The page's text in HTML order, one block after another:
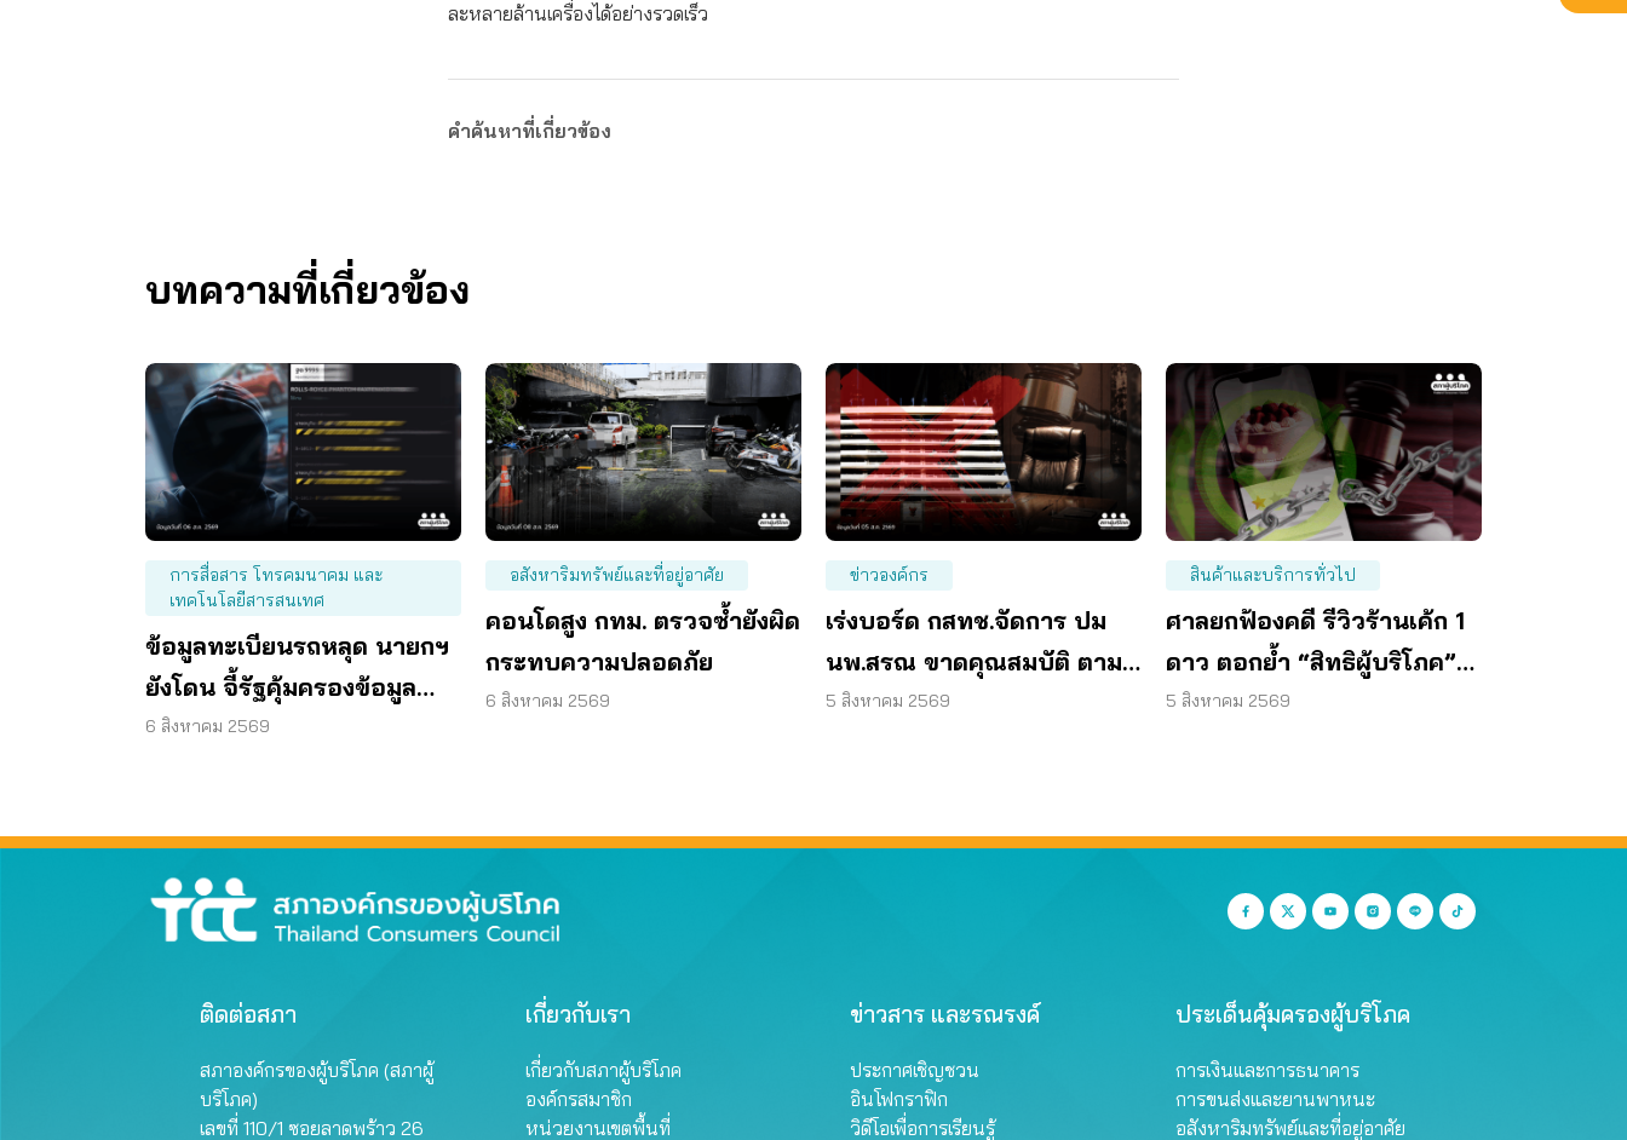
ละหลายล้านเครื่องได้อย่างรวดเร็ว
คำค้นหาที่เกี่ยวข้อง
บทความที่เกี่ยวข้อง
การสื่อสาร โทรคมนาคม และ
เทคโนโลยีสารสนเทศ
ข้อมูลทะเบียนรถหลุด นายกฯ
ยังโดน จี้รัฐคุ้มครองข้อมูล
ส่วนบุคคล
6 สิงหาคม 2569
อสังหาริมทรัพย์และที่อยู่อาศัย
คอนโดสูง กทม. ตรวจซ้ำยังผิด
กระทบความปลอดภัย
6 สิงหาคม 2569
ข่าวองค์กร
เร่งบอร์ด กสทช.จัดการ ปม
นพ.สรณ ขาดคุณสมบัติ ตาม
มติกรรมการสรรหา
5 สิงหาคม 2569
สินค้าและบริการทั่วไป
ศาลยกฟ้องคดี รีวิวร้านเค้ก 1
ดาว ตอกย้ำ “สิทธิผู้บริโภค”
แสดงความคิดเห็นโดยสุจริต
5 สิงหาคม 2569
ติดต่อสภา
สภาองค์กรของผู้บริโภค (สภาผู้
บริโภค)
เลขที่ 110/1 ซอยลาดพร้าว 26
เกี่ยวกับเรา
เกี่ยวกับสภาผู้บริโภค
องค์กรสมาชิก
หน่วยงานเขตพื้นที่
ข่าวสาร และรณรงค์
ประกาศเชิญชวน
อินโฟกราฟิก
วิดีโอเพื่อการเรียนรู้
ประเด็นคุ้มครองผู้บริโภค
การเงินและการธนาคาร
การขนส่งและยานพาหนะ
อสังหาริมทรัพย์และที่อยู่อาศัย